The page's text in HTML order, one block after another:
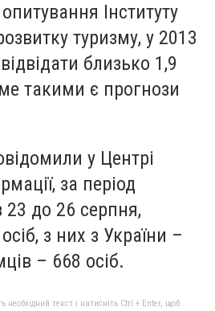
Інституту
туризму, у 2013
близько 1,9
такими є прогнози
у Центрі
за період
23 до 26 серпня,
з них з України –
– 668 осіб.
текст і натисніть Ctrl + Enter, щоб